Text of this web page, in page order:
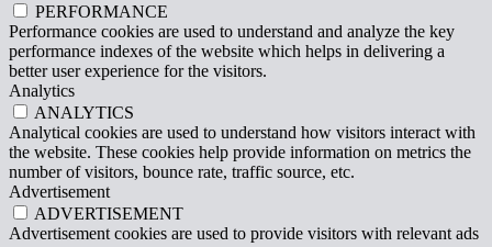
PERFORMANCE
Performance cookies are used to understand and analyze the key
performance indexes of the website which helps in delivering a
better user experience for the visitors.
Analytics
ANALYTICS
Analytical cookies are used to understand how visitors interact with
the website. These cookies help provide information on metrics the
number of visitors, bounce rate, traffic source, etc.
Advertisement
ADVERTISEMENT
Advertisement cookies are used to provide visitors with relevant ads